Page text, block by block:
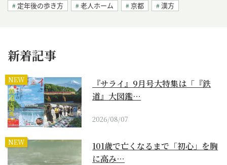
定年後の歩き方
老人ホーム 京都 漢方
新着記事
NEW
『サライ』9月号大特集は「『鉄
道』大図鑑…
2026/08/07
NEW
101歳で亡くなるまで「初心」を胸
に高み…